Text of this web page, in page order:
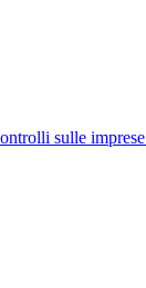
sulle imprese